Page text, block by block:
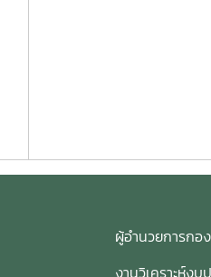
ผู้อำนวยการกอ
งานวิเคราะห์ง